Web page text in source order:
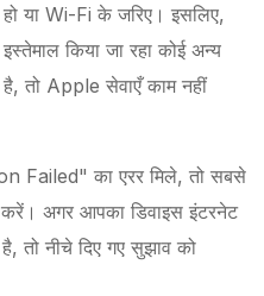
या Wi-Fi के जरिए। इसलिए,
किया जा रहा कोई अन्य
तो Apple सेवाएँ काम नहीं
Failed" का एरर मिले, तो सबसे
अगर आपका डिवाइस इंटरनेट
तो नीचे दिए गए सुझाव को